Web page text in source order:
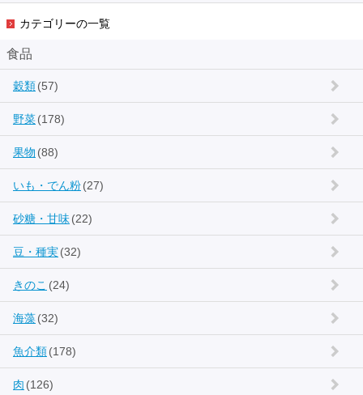
カテゴリーの一覧
食品
穀類(57)
野菜(178)
果物 (88)
いも・でん粉(27)
砂糖・甘味(22)
豆・種実(32)
きのこ (24)
海藻(32)
魚介類(178)
肉 (126)